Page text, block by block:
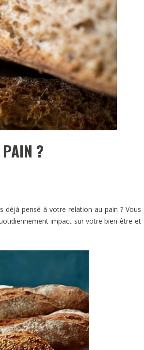
PAIN ?
déjà pensé à votre relation au pain ? Vous
impact sur votre bien-être et